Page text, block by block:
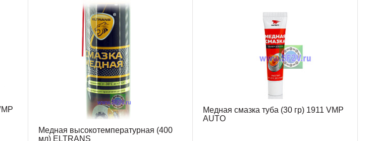
Медная высокотемпературная (400
мл) ELTRANS
Медная смазка туба (30 гр) 1911 VMP
AUTO